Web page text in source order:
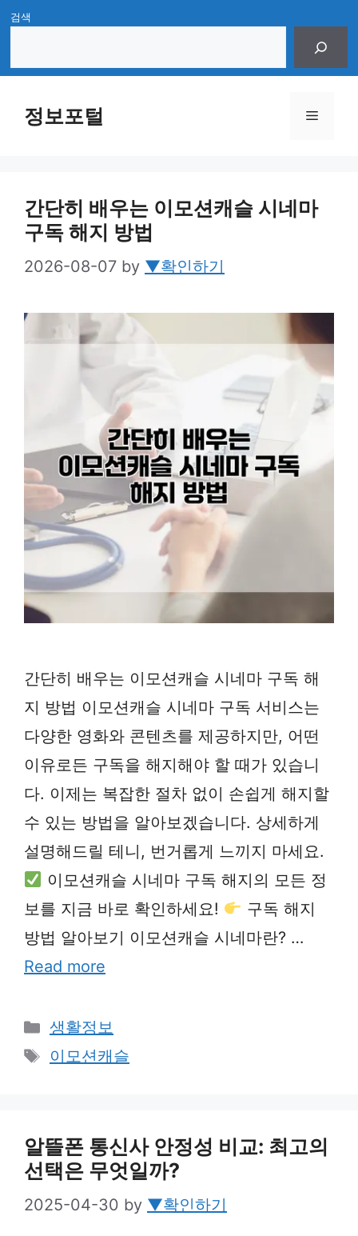
Skip
content
검색
정보포털 Menu
간단히 배우는 이모션캐슬 시네마
구독 해지 방법
2026-08-07 by ▼확인하기
간단히 배우는 이모션캐슬 시네마 구독 해
지 방법 이모션캐슬 시네마 구독 서비스는
다양한 영화와 콘텐츠를 제공하지만, 어떤
이유로든 구독을 해지해야 할 때가 있습니
다. 이제는 복잡한 절차 없이 손쉽게 해지할
수 있는 방법을 알아보겠습니다. 상세하게
설명해드릴 테니, 번거롭게 느끼지 마세요.
이모션캐슬 시네마 구독 해지의 모든 정
보를 지금 바로 확인하세요!
구독 해지
방법 알아보기 이모션캐슬 시네마란? …
Read more
Categories
생활정보
Tags
이모션캐슬
알뜰폰 통신사 안정성 비교: 최고의
선택은 무엇일까?
2025-04-30 by ▼확인하기